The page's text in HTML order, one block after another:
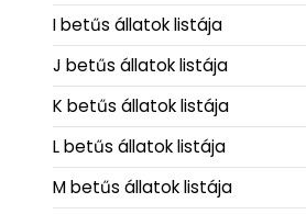
I betűs állatok listája
J betűs állatok listája
K betűs állatok listája
L betűs állatok listája
M betűs állatok listája